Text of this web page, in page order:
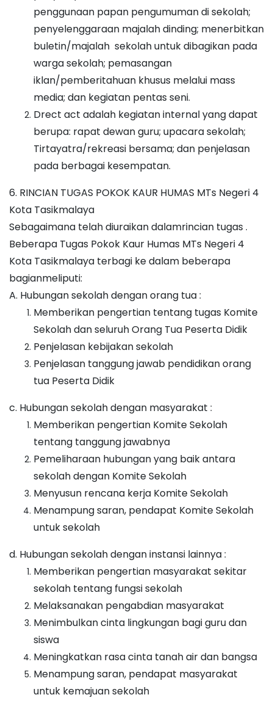
penggunaan papan pengumuman di sekolah;
penyelenggaraan majalah dinding; menerbitkan
buletin/majalah sekolah untuk dibagikan pada
warga sekolah; pemasangan
iklan/pemberitahuan khusus melalui mass
media; dan kegiatan pentas seni.
Drect act adalah kegiatan internal yang dapat
berupa: rapat dewan guru; upacara sekolah;
Tirtayatra/rekreasi bersama; dan penjelasan
pada berbagai kesempatan.
6. RINCIAN TUGAS POKOK KAUR HUMAS MTs Negeri 4
Kota Tasikmalaya
Sebagaimana telah diuraikan dalamrincian tugas .
Beberapa Tugas Pokok Kaur Humas MTs Negeri 4
Kota Tasikmalaya terbagi ke dalam beberapa
bagianmeliputi:
A. Hubungan sekolah dengan orang tua :
Memberikan pengertian tentang tugas Komite
Sekolah dan seluruh Orang Tua Peserta Didik
Penjelasan kebijakan sekolah
Penjelasan tanggung jawab pendidikan orang
tua Peserta Didik
c. Hubungan sekolah dengan masyarakat :
Memberikan pengertian Komite Sekolah
tentang tanggung jawabnya
Pemeliharaan hubungan yang baik antara
sekolah dengan Komite Sekolah
Menyusun rencana kerja Komite Sekolah
Menampung saran, pendapat Komite Sekolah
untuk sekolah
d. Hubungan sekolah dengan instansi lainnya :
Memberikan pengertian masyarakat sekitar
sekolah tentang fungsi sekolah
Melaksanakan pengabdian masyarakat
Menimbulkan cinta lingkungan bagi guru dan
siswa
Meningkatkan rasa cinta tanah air dan bangsa
Menampung saran, pendapat masyarakat
untuk kemajuan sekolah